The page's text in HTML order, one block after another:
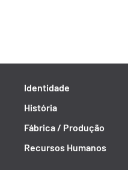
Identidade
História
Fábrica / Produção
Recursos Humanos